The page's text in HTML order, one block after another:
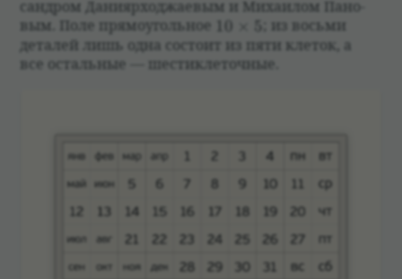
сан­дром Дани­яр­ходжа­е­вым и Миха­и­лом Пано­
вым. Поле прямо­уголь­ное 10 \times 5
10 ×
; из восьми
дета­лей лишь одна состоит из пяти кле­ток, а
все осталь­ные — шести­кле­точ­ные.